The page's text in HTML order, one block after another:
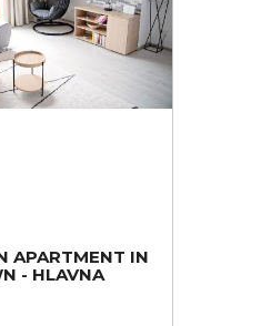
APARTMENT IN
- HLAVNA